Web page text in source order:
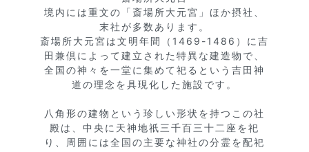
境内には重文の「斎場所大元宮」ほか摂社、
末社が多数あります。
斎場所大元宮は文明年間（1469-1486）に吉
田兼倶によって建立された特異な建造物で、
全国の神々を一堂に集めて祀るという吉田神
道の理念を具現化した施設です。
八角形の建物という珍しい形状を持つこの社
殿は、中央に天神地祇三千百三十二座を祀
り、周囲には全国の主要な神社の分霊を配祀